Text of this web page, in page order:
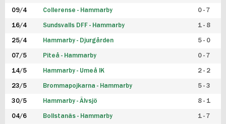
09/4 Collerense - Hammarby 0 - 7
16/4 Sundsvalls DFF - Hammarby 1 - 8
25/4 Hammarby - Djurgården 5 - 0
07/5 Piteå - Hammarby 0 - 7
14/5 Hammarby - Umeå IK 2 - 2
23/5 Brommapojkarna - Hammarby 5 - 3
30/5 Hammarby - Älvsjö 8 - 1
04/6 Bollstanäs - Hammarby 1 - 7